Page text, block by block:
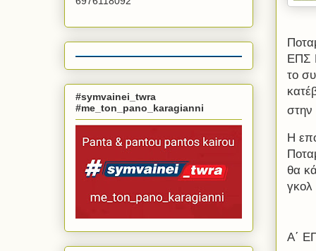
ΕΠΣ
το
στην
Η
θα
γκολ
Α΄
#symvainei_twra
#me_ton_pano_karagianni